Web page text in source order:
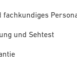
fachkundiges
und Sehtest